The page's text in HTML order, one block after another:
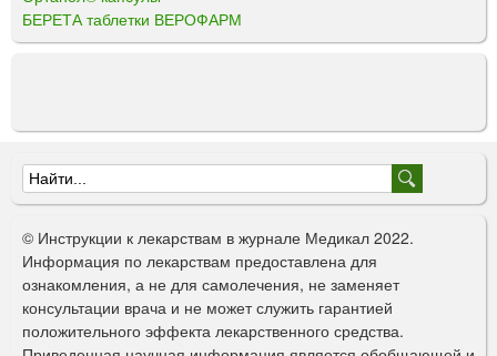
БЕРЕТА таблетки ВЕРОФАРМ
Ф
о
р
м
а
© Инструкции к лекарствам в журнале Медикал 2022.
Информация по лекарствам предоставлена для
ознакомления, а не для самолечения, не заменяет
консультации врача и не может служить гарантией
положительного эффекта лекарственного средства.